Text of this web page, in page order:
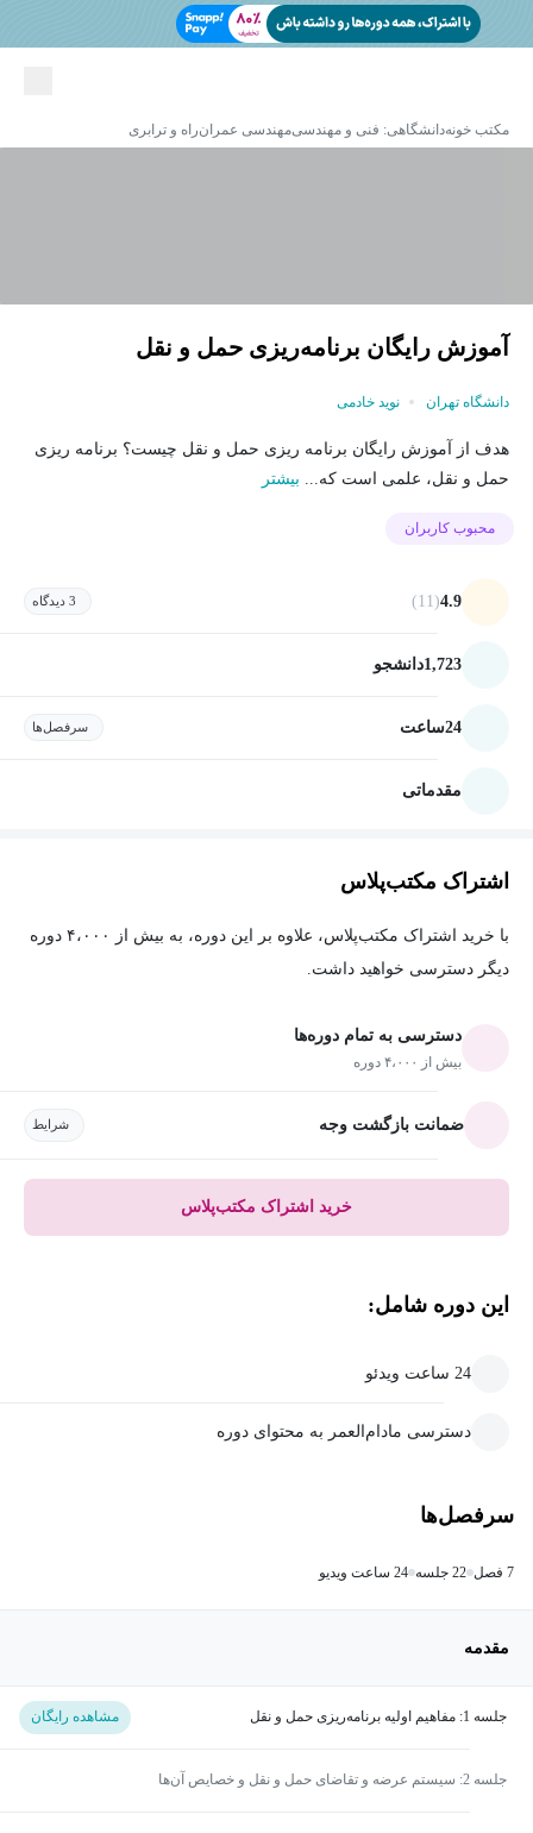
مکتب خونهدانشگاهی: فنی و مهندسیمهندسی عمرانراه و ترابری
آموزش رایگان برنامه‌ریزی حمل و نقل
دانشگاه تهران نوید خادمی
هدف از آموزش رایگان برنامه ریزی حمل و نقل چیست؟ برنامه ریزی
حمل و نقل، علمی است که... بیشتر
محبوب کاربران
4.9
(11) 3 دیدگاه
1,723دانشجو
24ساعت سرفصل‌ها
مقدماتی
اشتراک مکتب‌پلاس
با خرید اشتراک مکتب‌پلاس، علاوه بر این دوره، به بیش از ۴،۰۰۰ دوره
دیگر دسترسی خواهید داشت.
دسترسی به تمام دوره‌ها
بیش از ۴،۰۰۰ دوره
ضمانت بازگشت وجه شرایط
خرید اشتراک مکتب‌پلاس
این دوره شامل:
24 ساعت ویدئو
دسترسی مادام‌العمر به محتوای دوره
سرفصل‌ها
7 فصل 22 جلسه 24 ساعت ویدیو
مقدمه
جلسه 1: مفاهیم اولیه برنامه‌ریزی حمل‌ و نقل مشاهده رایگان
جلسه 2: سیستم عرضه و تقاضای حمل‌ و نقل و خصایص آن‌ها